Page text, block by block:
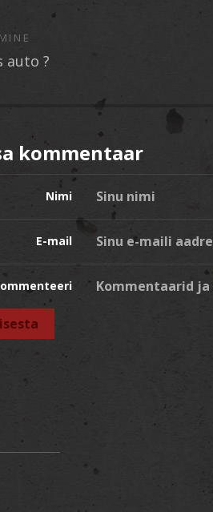
auto ?
kommentaar
Nimi
E-mail